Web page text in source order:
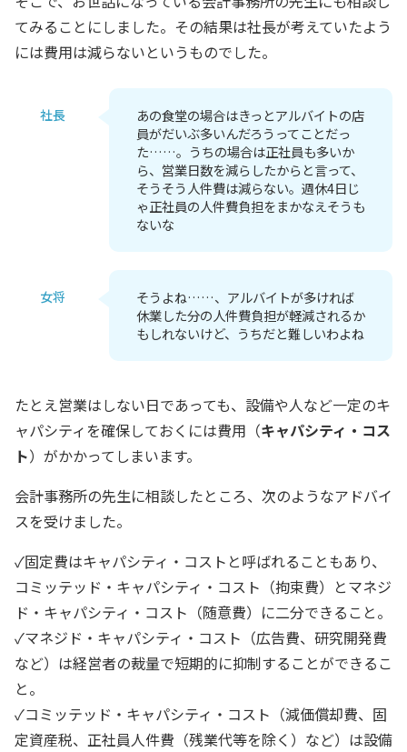
てみることにしました。その結果は社長が考えていたよう
には費用は減らないというものでした。
社長
あの食堂の場合はきっとアルバイトの店
員がだいぶ多いんだろうってことだっ
た……。うちの場合は正社員も多いか
ら、営業日数を減らしたからと言って、
そうそう人件費は減らない。週休4日じ
ゃ正社員の人件費負担をまかなえそうも
ないな
女将
そうよね……、アルバイトが多ければ
休業した分の人件費負担が軽減されるか
もしれないけど、うちだと難しいわよね
たとえ営業はしない日であっても、設備や人など一定のキ
ャパシティを確保しておくには費用（キャパシティ・コス
ト）がかかってしまいます。
会計事務所の先生に相談したところ、次のようなアドバイ
スを受けました。
✓固定費はキャパシティ・コストと呼ばれることもあり、
コミッテッド・キャパシティ・コスト（拘束費）とマネジ
ド・キャパシティ・コスト（随意費）に二分できること。
✓マネジド・キャパシティ・コスト（広告費、研究開発費
など）は経営者の裁量で短期的に抑制することができるこ
と。
✓コミッテッド・キャパシティ・コスト（減価償却費、固
定資産税、正社員人件費（残業代等を除く）など）は設備